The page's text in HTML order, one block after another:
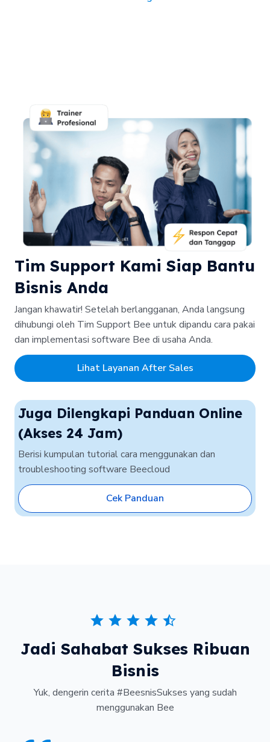
Tim Support Kami Siap Bantu
Bisnis Anda
Jangan khawatir! Setelah berlangganan, Anda langsung
dihubungi oleh Tim Support Bee untuk dipandu cara pakai
dan implementasi software Bee di usaha Anda.
Lihat Layanan After Sales
Juga Dilengkapi Panduan Online
(Akses 24 Jam)
Berisi kumpulan tutorial cara menggunakan dan
troubleshooting software Beecloud
Cek Panduan
Jadi Sahabat Sukses Ribuan
Bisnis
Yuk, dengerin cerita #BeesnisSukses yang sudah
menggunakan Bee